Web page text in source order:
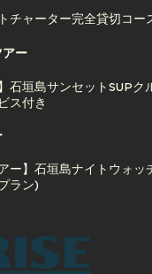
ツアー｜人気の2大スポッ
チャーター完全貸切コー
チャーター完全貸切コー
ー
石垣島サンセットSUP
ス付き
石垣島サンセットSUPク
ー】石垣島ナイトウォ
ラン)
ラン)